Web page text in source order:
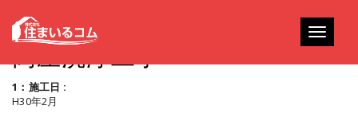
Toggle
高圧洗浄工事
1：施工日 :
H30年2月